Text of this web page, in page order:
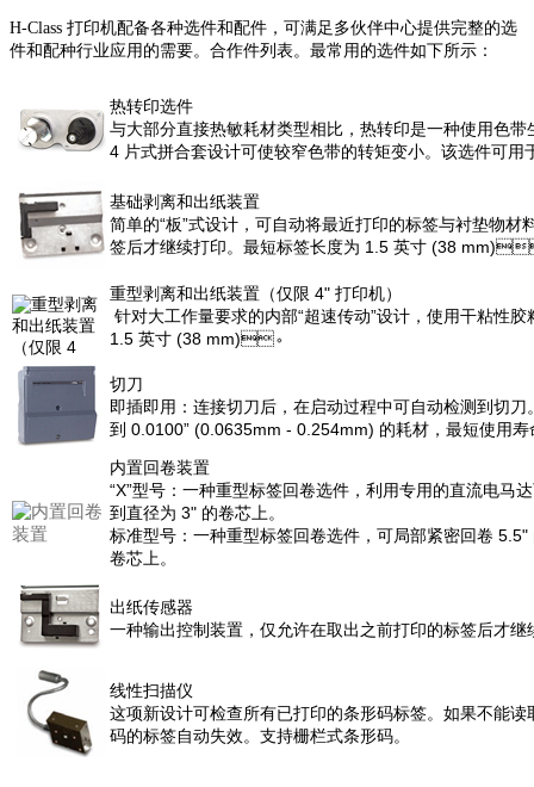
H-Class 打印机配备各种选件和配件，可满足多伙伴中心提供完整的选
件和配种行业应用的需要。合作件列表。最常用的选件如下所示：
热转印选件
与大部分直接热敏耗材类型相比，热转印是一种使用色带
4 片式拼合套设计可使较窄色带的转矩变小。该选件可用于
基础剥离和出纸装置
简单的“板”式设计，可自动将最近打印的标签与衬垫物材
签后才继续打印。最短标签长度为 1.5 英寸 (38
重型剥离和出纸装置（仅限 4" 打印机）
针对大工作量要求的内部“超速传动”设计，使用干粘性
1.5 英寸 (38 mm)。
切刀
即插即用：连接切刀后，在启动过程中可自动检测到切
到 0.0100” (0.0635mm - 0.254mm) 的耗材，最短使用寿
内置回卷装置
“X”型号：一种重型标签回卷选件，利用专用的直流电
到直径为 3" 的卷芯上。
标准型号：一种重型标签回卷选件，可局部紧密回卷
卷芯上。
出纸传感器
一种输出控制装置，仅允许在取出之前打印的标签后才继续进
线性扫描仪
这项新设计可检查所有已打印的条形码标签。如果不能读
码的标签自动失效。支持栅栏式条形码。